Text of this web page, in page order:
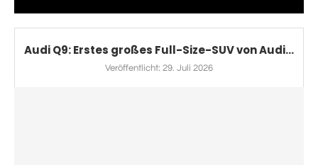
Audi Q9: Erstes großes Full-Size-SUV von Audi...
Veröffentlicht: 29. Juli 2026